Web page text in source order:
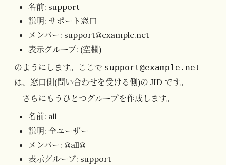
名前: support
説明: サポート窓口
メンバー: support@example.net
表示グループ: (空欄)
のようにします。ここで support@example.net
は、窓口側(問い合わせを受ける側)の JID です。
さらにもうひとつグループを作成します。
名前: all
説明: 全ユーザー
メンバー: @all@
表示グループ: support